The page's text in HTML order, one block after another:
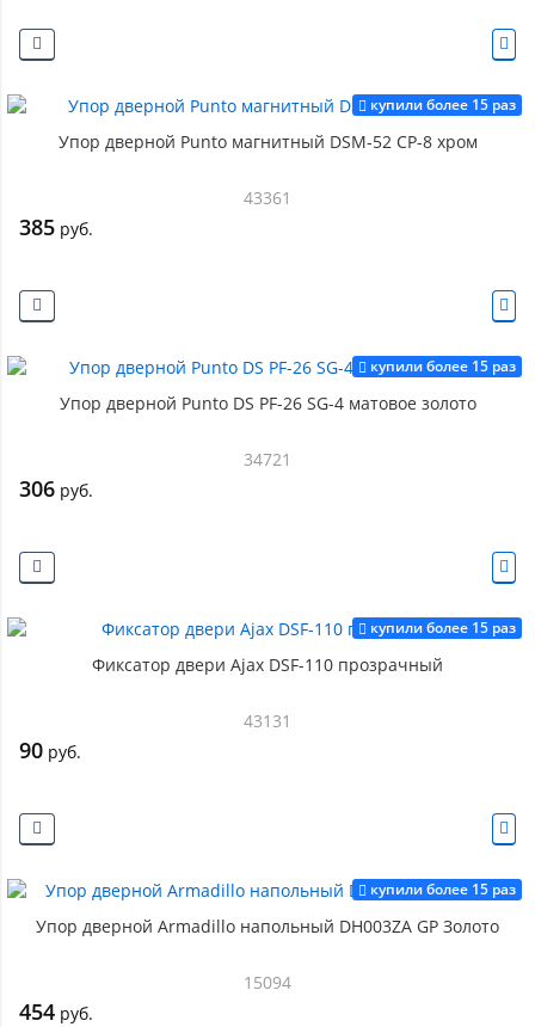
купили более 15 раз
Упор дверной Punto магнитный DSM-52 CP-8 хром
43361
385 руб.
купили более 15 раз
Упор дверной Punto DS PF-26 SG-4 матовое золото
34721
306 руб.
купили более 15 раз
Фиксатор двери Ajax DSF-110 прозрачный
43131
90 руб.
купили более 15 раз
Упор дверной Armadillo напольный DH003ZA GP Золото
15094
454 руб.